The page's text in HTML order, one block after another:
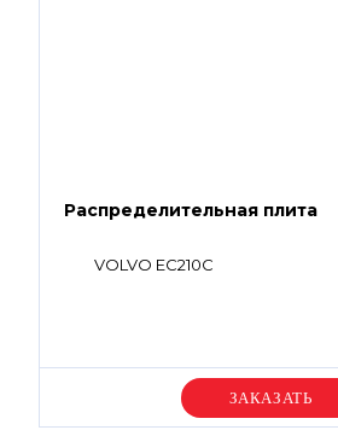
Распределительная плита
VOLVO EC210C
Уточняйте цену